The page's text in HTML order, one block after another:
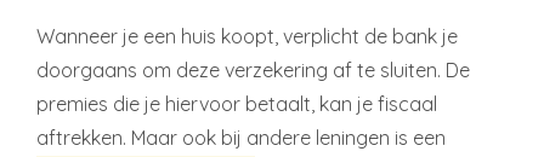
Wanneer je een huis koopt, verplicht de bank je
doorgaans om deze verzekering af te sluiten. De
premies die je hiervoor betaalt, kan je fiscaal
aftrekken. Maar ook bij andere leningen is een